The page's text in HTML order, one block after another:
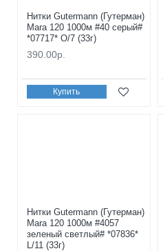
Нитки Gutermann (Гутерман)
Mara 120 1000м #40 серый#
*07717* O/7 (33г)
390.00р.
Купить
Нитки Gutermann (Гутерман)
Mara 120 1000м #4057
зеленый светлый# *07836*
L/11 (33г)